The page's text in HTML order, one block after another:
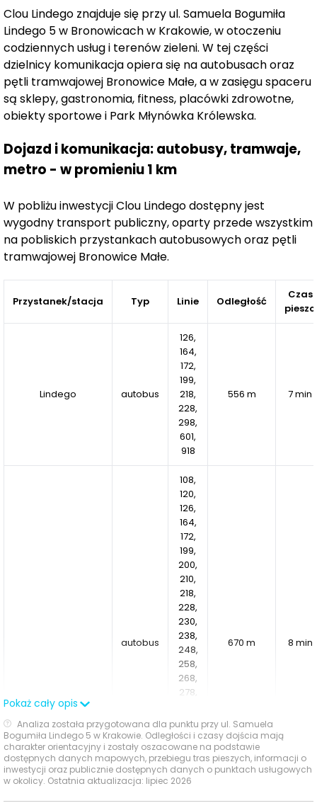
mieszkańw zróżnicowanych metrażach, w tym
mieszkaniadwupoziomowe,które doskonale
sprawdzą się zarówno dla singli, jak i rodzin. Inwestycja
wyróżnia się nowoczesnymi rozwiązaniami
technologicznymi, w tymgłównym wyłącznikiem
prądu,dzięki któremu jednym przyciskiem wyłączysz
wszystkie urządzenia (z wyjątkiem lodówki) oraz
zapewniającym komfort i bezpieczeństwo. Dodatkowo,
mieszkańcy będą mogli skorzystać z udogodnień takich
miejsca postojowe.
Projekt oferuje również przestronnyogród
wewnętrznyoraz różnorodne
planszowe. Dodatkowo,
została
stworzona zgodnie z sugestiami mieszkańców, nadając
temu miejscu niepowtarzalny charakter.
to inwestycja, która zapewnia komfort,
wygodę oraz bliskość do natury i miejskich udogodnień.
Clou Lindego znajduje się przy ul. Samuela Bogumiła
Lindego 5 w Bronowicach w Krakowie, w otoczeniu
codziennych usług i terenów zieleni. W tej części
dzielnicy komunikacja opiera się na autobusach oraz
pętli tramwajowej Bronowice Małe, a w zasięgu spaceru
są sklepy, gastronomia, fitness, placówki zdrowotne,
obiekty sportowe i Park Młynówka Królewska.
Dojazd i komunikacja: autobusy, tramwaje,
metro - w promieniu 1 km
W pobliżu inwestycji Clou Lindego dostępny jest
wygodny transport publiczny, oparty przede wszystkim
na pobliskich przystankach autobusowych oraz pętli
tramwajowej Bronowice Małe.
Przystanek/stacja Typ Linie Odległość
Czas
pieszo
Lindego autobus
126,
164,
172,
199,
218,
228,
298,
601,
918
556 m 7 min
Bronowice Małe
autobus
108,
120,
126,
164,
172,
199,
200,
210,
218,
228,
230,
238,
248,
258,
268,
278,
298,
572,
601,
664,
910,
670 m 8 min
Pokaż cały opis
Analiza została przygotowana dla punktu przy ul. Samuela
Bogumiła Lindego 5 w Krakowie. Odległości i czasy dojścia mają
charakter orientacyjny i zostały oszacowane na podstawie
dostępnych danych mapowych, przebiegu tras pieszych, informacji o
inwestycji oraz publicznie dostępnych danych o punktach usługowych
w okolicy. Ostatnia aktualizacja: lipiec 2026